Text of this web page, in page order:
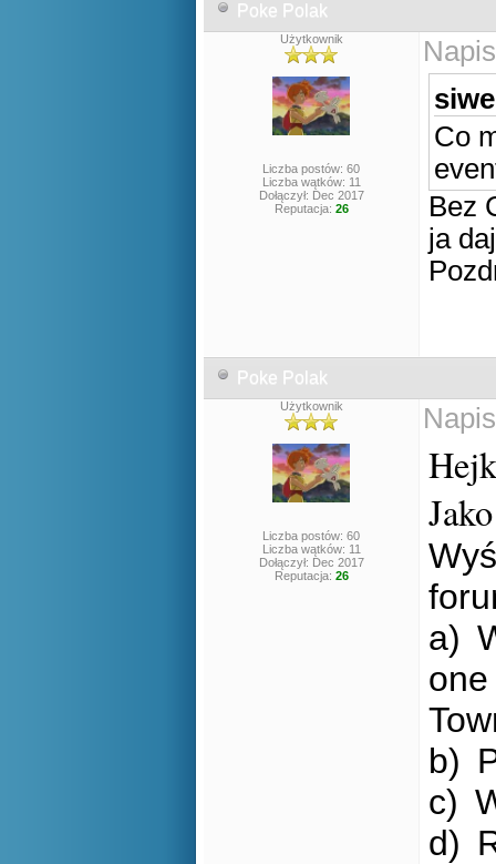
Poke Polak
Użytkownik
Liczba postów: 60
Liczba wątków: 11
Dołączył: Dec 2017
Reputacja: 26
Co
Bez
ja
Poke Polak
Użytkownik
Liczba postów: 60
Liczba wątków: 11
Dołączył: Dec 2017
Reputacja: 26
a)
b)
c)
d)